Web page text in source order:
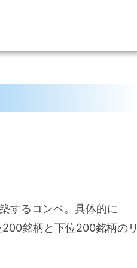
するコンペ。具体的に
銘柄と下位200銘柄のリ